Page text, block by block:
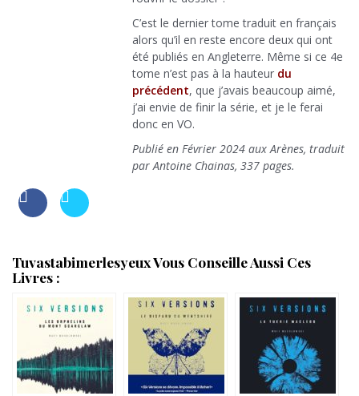
C’est le dernier tome traduit en français
alors qu’il en reste encore deux qui ont
été publiés en Angleterre. Même si ce 4e
tome n’est pas à la hauteur du
précédent, que j’avais beaucoup aimé,
j’ai envie de finir la série, et je le ferai
donc en VO.
Publié en Février 2024 aux Arènes, traduit
par Antoine Chainas, 337 pages.
Tuvastabimerlesyeux Vous Conseille Aussi Ces
Livres :